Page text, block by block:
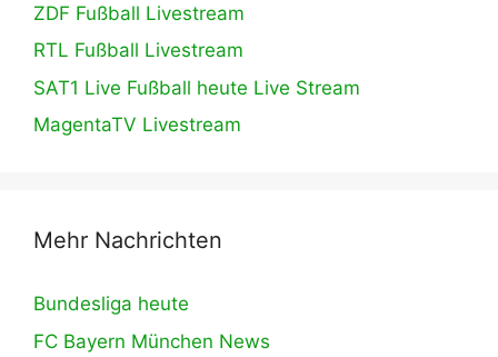
ZDF Fußball Livestream
RTL Fußball Livestream
SAT1 Live Fußball heute Live Stream
MagentaTV Livestream
Mehr Nachrichten
Bundesliga heute
FC Bayern München News